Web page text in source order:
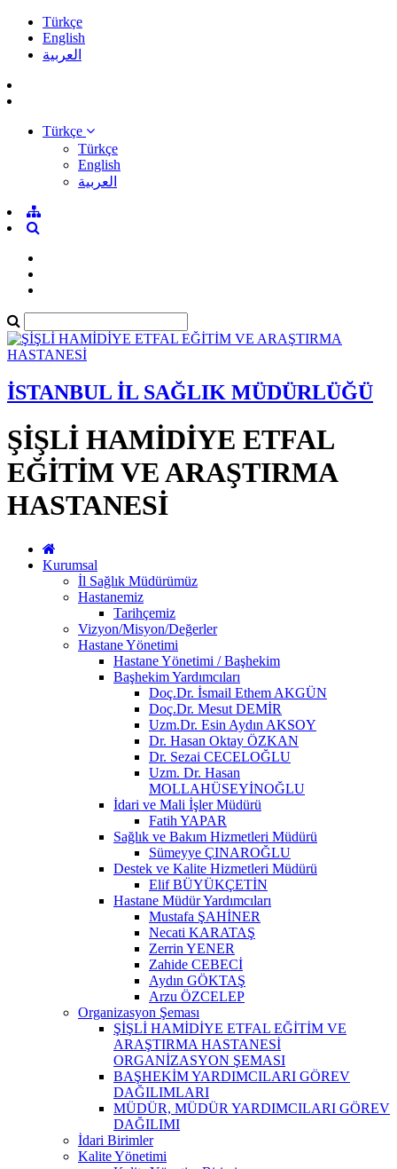
Türkçe
English
العربية
Türkçe
Türkçe
English
العربية
İSTANBUL İL SAĞLIK MÜDÜRLÜĞÜ
ŞİŞLİ HAMİDİYE ETFAL
EĞİTİM VE ARAŞTIRMA
HASTANESİ
Kurumsal
İl Sağlık Müdürümüz
Hastanemiz
Tarihçemiz
Vizyon/Misyon/Değerler
Hastane Yönetimi
Hastane Yönetimi / Başhekim
Başhekim Yardımcıları
Doç.Dr. İsmail Ethem AKGÜN
Doç.Dr. Mesut DEMİR
Uzm.Dr. Esin Aydın AKSOY
Dr. Hasan Oktay ÖZKAN
Dr. Sezai CECELOĞLU
Uzm. Dr. Hasan
MOLLAHÜSEYİNOĞLU
İdari ve Mali İşler Müdürü
Fatih YAPAR
Sağlık ve Bakım Hizmetleri Müdürü
Sümeyye ÇINAROĞLU
Destek ve Kalite Hizmetleri Müdürü
Elif BÜYÜKÇETİN
Hastane Müdür Yardımcıları
Mustafa ŞAHİNER
Necati KARATAŞ
Zerrin YENER
Zahide CEBECİ
Aydın GÖKTAŞ
Arzu ÖZCELEP
Organizasyon Şeması
ŞİŞLİ HAMİDİYE ETFAL EĞİTİM VE
ARAŞTIRMA HASTANESİ
ORGANİZASYON ŞEMASI
BAŞHEKİM YARDIMCILARI GÖREV
DAĞILIMLARI
MÜDÜR, MÜDÜR YARDIMCILARI GÖREV
DAĞILIMI
İdari Birimler
Kalite Yönetimi